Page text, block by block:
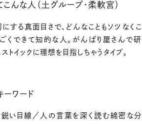
こんな人（土グループ・柔軟宮）
する真面目さで、どんなこともソツなく
くできて知的な人。がんばり屋さんで
トイックに理想を目指しちゃうタイプ。
ーワード
鋭い目線／人の言葉を深く読む綿密な